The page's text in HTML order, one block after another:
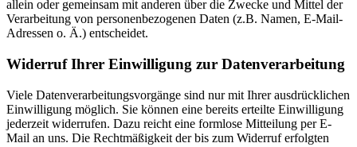
allein oder gemeinsam mit anderen über die Zwecke und Mittel der
Verarbeitung von personenbezogenen Daten (z.B. Namen, E-Mail-
Adressen o. Ä.) entscheidet.
Widerruf Ihrer Einwilligung zur Datenverarbeitung
Viele Datenverarbeitungsvorgänge sind nur mit Ihrer ausdrücklichen
Einwilligung möglich. Sie können eine bereits erteilte Einwilligung
jederzeit widerrufen. Dazu reicht eine formlose Mitteilung per E-
Mail an uns. Die Rechtmäßigkeit der bis zum Widerruf erfolgten